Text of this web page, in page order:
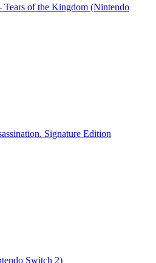
Tears of the Kingdom (Nintendo
Signature Edition
Switch 2)